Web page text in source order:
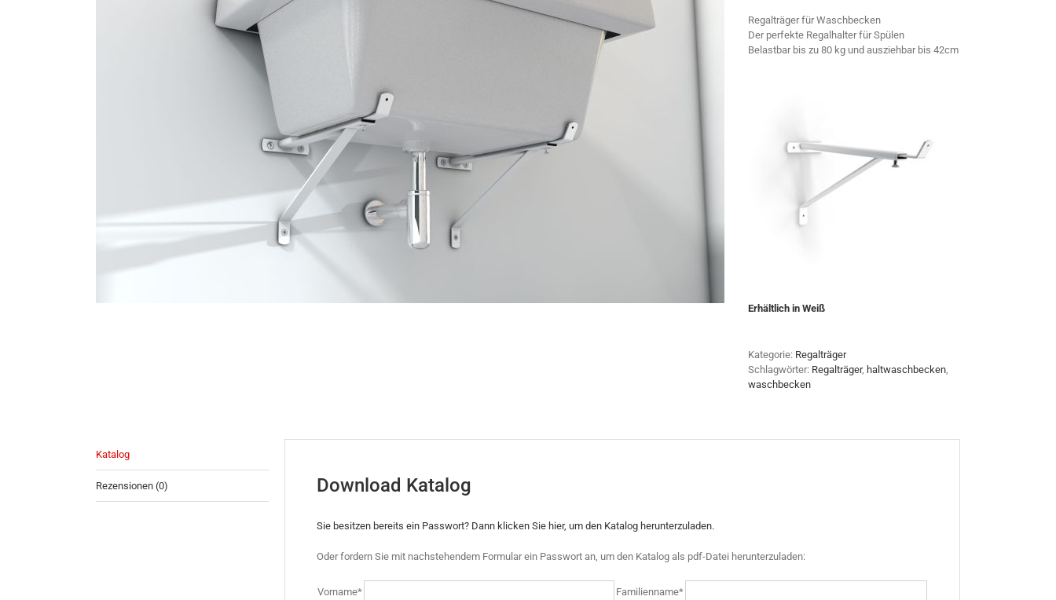
Regalträger für Waschbecken
Der perfekte Regalhalter für Spülen
Belastbar bis zu 80 kg und ausziehbar bis 42cm
Erhältlich in Weiß
Kategorie: Regalträger
Schlagwörter: Regalträger, haltwaschbecken,
waschbecken
Katalog
Rezensionen (0) Download Katalog
Sie besitzen bereits ein Passwort? Dann klicken Sie hier, um den Katalog herunterzuladen.
Oder fordern Sie mit nachstehendem Formular ein Passwort an, um den Katalog als pdf-Datei herunterzuladen:
Vorname* Familienname*